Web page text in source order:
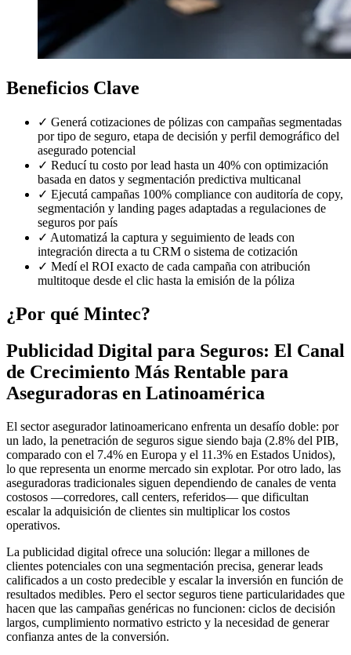
Beneficios Clave
✓ Generá cotizaciones de pólizas con campañas segmentadas
por tipo de seguro, etapa de decisión y perfil demográfico del
asegurado potencial
✓ Reducí tu costo por lead hasta un 40% con optimización
basada en datos y segmentación predictiva multicanal
✓ Ejecutá campañas 100% compliance con auditoría de copy,
segmentación y landing pages adaptadas a regulaciones de
seguros por país
✓ Automatizá la captura y seguimiento de leads con
integración directa a tu CRM o sistema de cotización
✓ Medí el ROI exacto de cada campaña con atribución
multitoque desde el clic hasta la emisión de la póliza
¿Por qué Mintec?
Publicidad Digital para Seguros: El Canal
de Crecimiento Más Rentable para
Aseguradoras en Latinoamérica
El sector asegurador latinoamericano enfrenta un desafío doble: por
un lado, la penetración de seguros sigue siendo baja (2.8% del PIB,
comparado con el 7.4% en Europa y el 11.3% en Estados Unidos),
lo que representa un enorme mercado sin explotar. Por otro lado, las
aseguradoras tradicionales siguen dependiendo de canales de venta
costosos —corredores, call centers, referidos— que dificultan
escalar la adquisición de clientes sin multiplicar los costos
operativos.
La publicidad digital ofrece una solución: llegar a millones de
clientes potenciales con una segmentación precisa, generar leads
calificados a un costo predecible y escalar la inversión en función de
resultados medibles. Pero el sector seguros tiene particularidades que
hacen que las campañas genéricas no funcionen: ciclos de decisión
largos, cumplimiento normativo estricto y la necesidad de generar
confianza antes de la conversión.